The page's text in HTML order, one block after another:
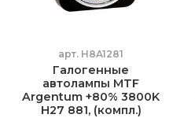
арт. H8A1281
Галогенные
автолампы MTF
Argentum +80% 3800K
H27 881, (компл.)